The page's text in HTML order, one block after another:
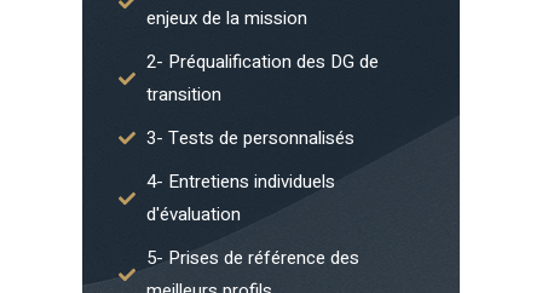
enjeux de la mission
2- Préqualification des DG de
transition
3- Tests de personnalisés
4- Entretiens individuels
d'évaluation
5- Prises de référence des